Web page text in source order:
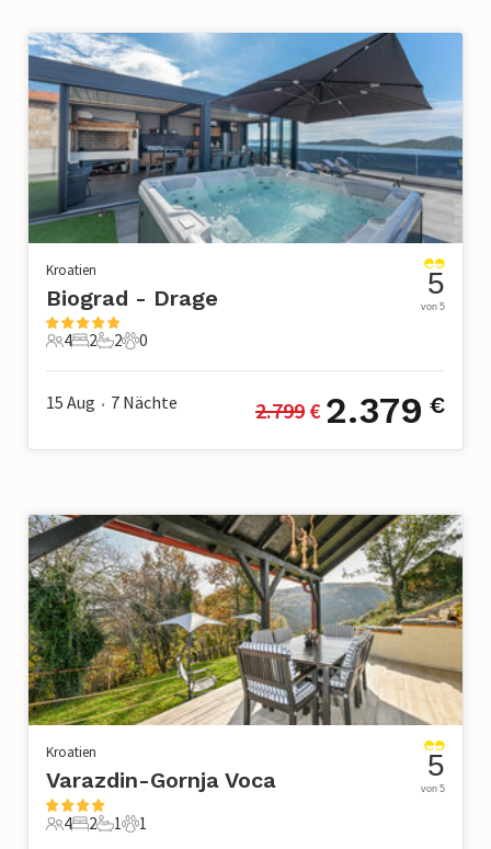
Kroatien
Biograd - Drage
4 Gäste
4
2 Schlafzimmer
2
2 Badezimmer
2
0 Haustiere
0
5
von 5
15 Aug • 7 Nächte 2.799 € 2.379 €
Kroatien
Varazdin-Gornja Voca
4 Gäste
4
2 Schlafzimmer
2
1 Badezimmer
1
1 Haustier
1
5
von 5